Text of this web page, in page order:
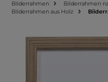
Bilderrahmen
Bilderrahmen
Bilderrahmen aus Holz
Bildergalerie überspringen